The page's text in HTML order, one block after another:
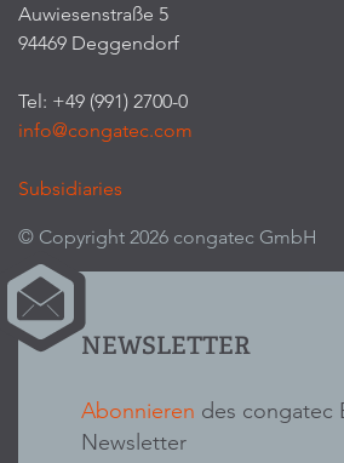
Auwiesenstraße 5
94469 Deggendorf
Tel: +49 (991) 2700-0
info@congatec.com
Subsidiaries
© Copyright 2026 congatec GmbH
NEWSLETTER
Abonnieren des congatec
Newsletter